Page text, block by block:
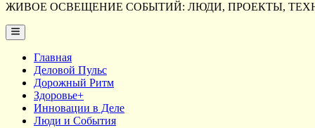
ЖИВОЕ ОСВЕЩЕНИЕ СОБЫТИЙ: ЛЮДИ, ПРОЕКТЫ,
Main
Menu
Главная
Деловой Пульс
Дорожный Ритм
Здоровье+
Инновации в Деле
Люди и События